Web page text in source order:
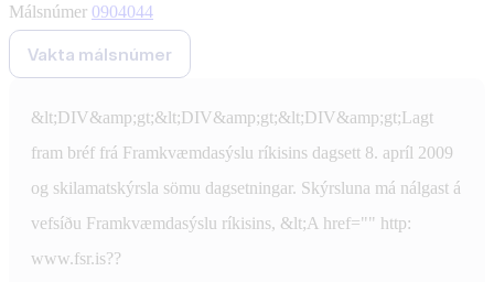
Málsnúmer 0904044
Vakta málsnúmer
&lt;DIV&amp;gt;&lt;DIV&amp;gt;&lt;DIV&amp;gt;Lagt
fram bréf frá Framkvæmdasýslu ríkisins dagsett 8. apríl 2009
og skilamatskýrsla sömu dagsetningar. Skýrsluna má nálgast á
vefsíðu Framkvæmdasýslu ríkisins, &lt;A href="" http:
www.fsr.is??